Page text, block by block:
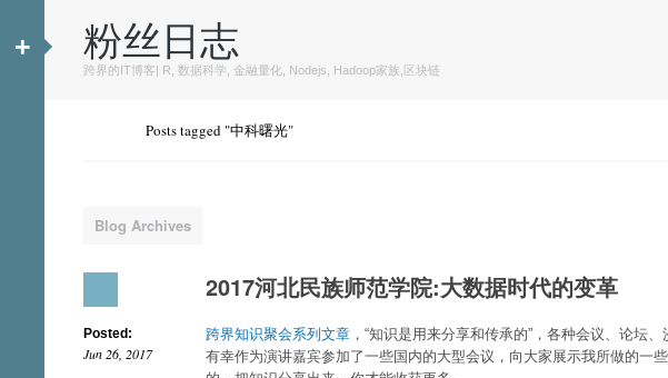
+ 粉丝日志
跨界的IT博客| R, 数据科学, 金融量化, Nodejs, Hadoop家族,区块链
Posts tagged "中科曙光"
Blog Archives
Posted:
Jun 26, 2017
2017河北民族师范学院:大数据时代的变革
跨界知识聚会系列文章 ，“知识是用来分享和传承的”，各种会议、论坛
有幸作为演讲嘉宾参加了一些国内的大型会议，向大家展示我所做的一